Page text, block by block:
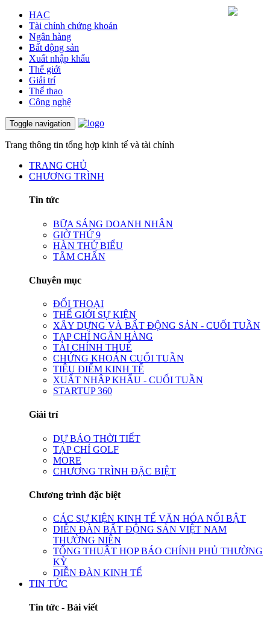
HAC
Tài chính chứng khoán
Ngân hàng
Bất động sản
Xuất nhập khẩu
Thế giới
Giải trí
Thể thao
Công nghệ
Toggle navigation
Trang thông tin tổng hợp kinh tế và tài chính
TRANG CHỦ
CHƯƠNG TRÌNH
Tin tức
BỮA SÁNG DOANH NHÂN
GIỜ THỨ 9
HÀN THỬ BIỂU
TÂM CHẤN
Chuyên mục
ĐỐI THOẠI
THẾ GIỚI SỰ KIỆN
XÂY DỰNG VÀ BẤT ĐỘNG SẢN - CUỐI TUẦN
TẠP CHÍ NGÂN HÀNG
TÀI CHÍNH THUẾ
CHỨNG KHOÁN CUỐI TUẦN
TIÊU ĐIỂM KINH TẾ
XUẤT NHẬP KHẨU - CUỐI TUẦN
STARTUP 360
Giải trí
DỰ BÁO THỜI TIẾT
TẠP CHÍ GOLF
MORE
CHƯƠNG TRÌNH ĐẶC BIỆT
Chương trình đặc biệt
CÁC SỰ KIỆN KINH TẾ VĂN HÓA NỔI BẬT
DIỄN ĐÀN BẤT ĐỘNG SẢN VIỆT NAM
THƯỜNG NIÊN
TỔNG THUẬT HỌP BÁO CHÍNH PHỦ THƯỜNG
KỲ
DIỄN ĐÀN KINH TẾ
TIN TỨC
Tin tức - Bài viết